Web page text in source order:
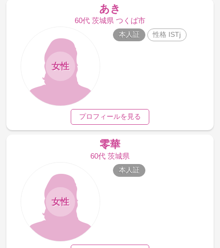
あき
60代 茨城県 つくば市
女性
本人証 性格 ISTj
プロフィールを見る
零華
60代 茨城県
女性
本人証